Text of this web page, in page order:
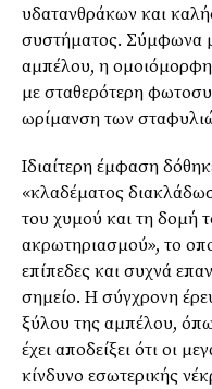
υδατανθράκων και
συστήματος. Σύμφωνα
αμπέλου, η
με σταθερότερη
ωρίμανση των
Ιδιαίτερη έμφαση
«κλαδέματος
του χυμού και τη δομή
ακρωτηριασμού», το
επίπεδες και συχνά
σημείο. Η σύγχρονη
ξύλου της αμπέλου,
έχει αποδείξει ότι οι
κίνδυνο εσωτερικής